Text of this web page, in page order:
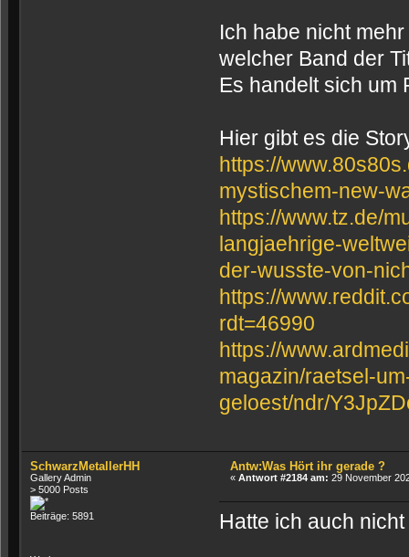
Ich habe nicht
welcher Band der
Es handelt sich um
Hier gibt es die
https://
mystischem-new-
https://www.tz.de/
langjaehrige-
der-wusste-von-
https://
rdt=46990
https://
magazin/raetsel-
geloest/ndr/
SchwarzMetallerHH
Gallery Admin
> 5000 Posts
Beiträge: 5891
Antw:Was Hört ihr gerade ?
«Antwort #2184 am: 29 November
Hatte ich auch